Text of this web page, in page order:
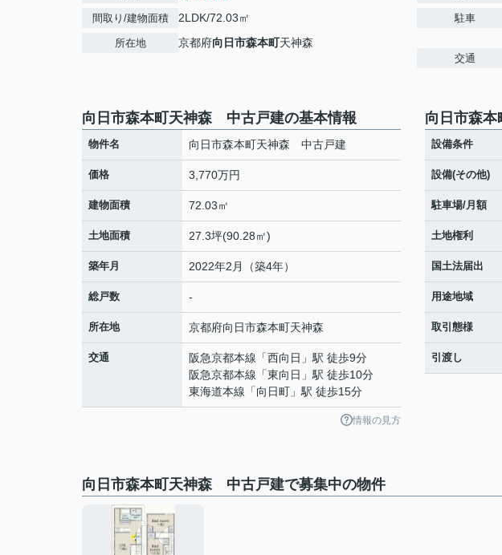
間取り/建物面積 2LDK/72.03㎡
所在地 京都府向日市森本町天神森
駐車
交通
向日市森本町天神森 中古戸建の基本情報
物件名 向日市森本町天神森 中古戸建
価格 3,770万円
建物面積 72.03㎡
土地面積 27.3坪(90.28㎡)
築年月 2022年2月（築4年）
総戸数 -
所在地 京都府向日市森本町天神森
交通 阪急京都本線 「西向日 」駅 徒歩9分
阪急京都本線 「東向日 」駅 徒歩10分
東海道本線 「向日町 」駅 徒歩15分
情報の見方
向日市森
設備条件
設備(その他)
駐車場/月額
土地権利
国土法届出
用途地域
取引態様
引渡し
向日市森本町天神森 中古戸建で募集中の物件